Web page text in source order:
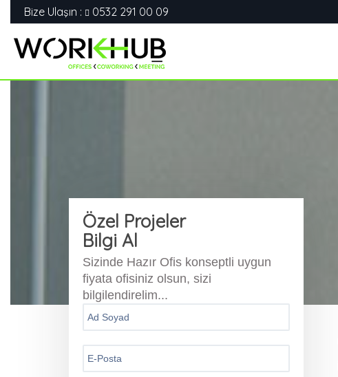
Bize Ulaşın : 0532 291 00 09
Özel Projeler
Bilgi Al
Sizinde Hazır Ofis konseptli uygun
fiyata ofisiniz olsun, sizi
bilgilendirelim...